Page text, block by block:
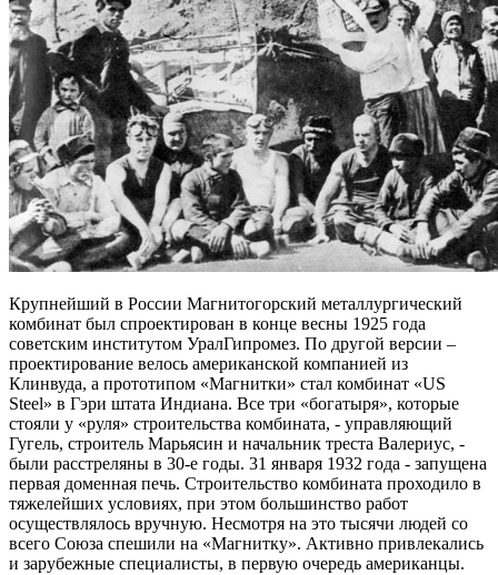
Крупнейший в России Магнитогорский металлургический
комбинат был спроектирован в конце весны 1925 года
советским институтом УралГипромез. По другой версии –
проектирование велось американской компанией из
Клинвуда, а прототипом «Магнитки» стал комбинат «US
Steel» в Гэри штата Индиана. Все три «богатыря», которые
стояли у «руля» строительства комбината, - управляющий
Гугель, строитель Марьясин и начальник треста Валериус, -
были расстреляны в 30-е годы. 31 января 1932 года - запущена
первая доменная печь. Строительство комбината проходило в
тяжелейших условиях, при этом большинство работ
осуществлялось вручную. Несмотря на это тысячи людей со
всего Союза спешили на «Магнитку». Активно привлекались
и зарубежные специалисты, в первую очередь американцы.